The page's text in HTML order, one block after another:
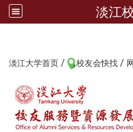
淡江
淡江大学首页 / 校友会快找 /